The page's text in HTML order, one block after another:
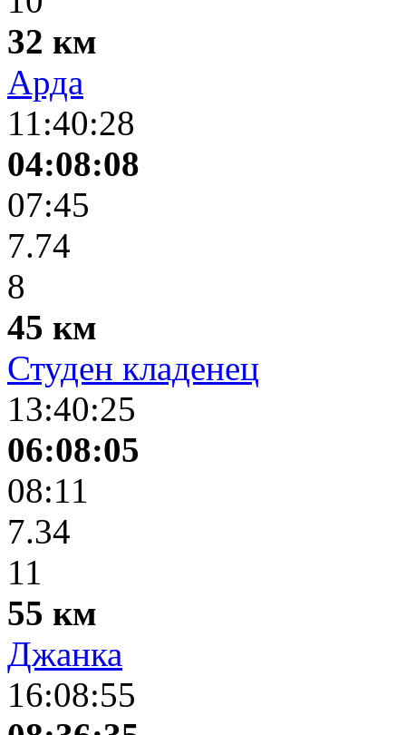
32 км
Арда
11:40:28
04:08:08
07:45
7.74
8
45 км
Студен кладенец
13:40:25
06:08:05
08:11
7.34
11
55 км
Джанка
16:08:55